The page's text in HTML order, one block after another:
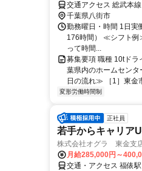
交通アクセス 総武本
千葉県八街市
勤務曜日・時間 1日実
176時間） ≪シフト
って時間...
募集要項 職種 10tドラ
葉県内のホームセン
日の流れ≫ ［1］東金
変形労働時間制
正社員
若手からキャリア
株式会社オグラ 東金支
月給285,000円～
交通・アクセス 福俵